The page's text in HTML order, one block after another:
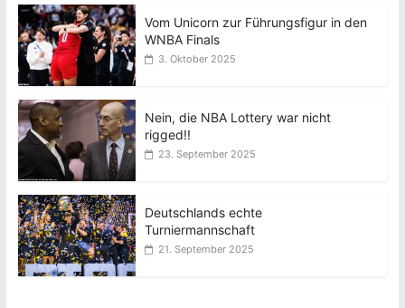
Vom Unicorn zur Führungsfigur in den
WNBA Finals
3. Oktober 2025
Nein, die NBA Lottery war nicht
rigged!!
23. September 2025
Deutschlands echte
Turniermannschaft
21. September 2025